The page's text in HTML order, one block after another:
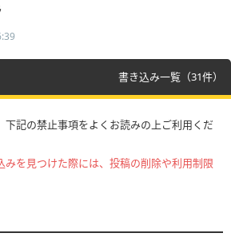
書き込み一覧（31件）
下記の禁止事項をよくお読みの上ご利用くだ
みを見つけた際には、投稿の削除や利用制限